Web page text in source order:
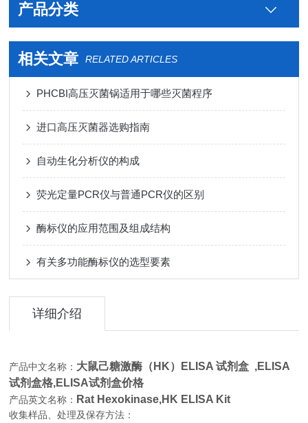
产品分类
相关文章 RELATED ARTICLES
PHCBI高压灭菌锅适用于哪些灭菌程序
进口高压灭菌器选购指南
自动生化分析仪的构成
荧光定量PCR仪与普通PCR仪的区别
酶标仪的应用范围及组成结构
有关多功能酶标仪的选型要素
详细介绍
产品中文名称： 大鼠己糖激酶（HK）ELISA 试剂盒 ,ELISA
试剂盒格,ELISA试剂盒价格
产品英文名称： Rat Hexokinase,HK ELISA Kit
收集样品、处理及保存方法：